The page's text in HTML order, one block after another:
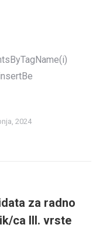
2024
za radno
ca III. vrste